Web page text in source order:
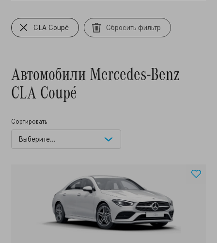
CLA Coupé Сбросить фильтр
Автомобили Mercedes-Benz
CLA Coupé
Сортировать